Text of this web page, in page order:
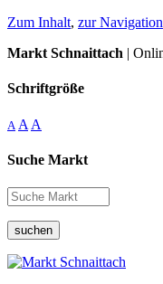
Zum Inhalt, zur Navigation
Markt Schnaittach |
Schriftgröße
A A A
Suche Markt
suchen